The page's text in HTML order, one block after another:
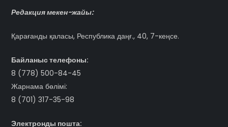
Редакция мекен-жайы:
Қарағанды қаласы, Республика даңғ., 40, 7-кеңсе.
Байланыс телефоны:
8 (778) 500-84-45
Жарнама бөлімі:
8 (701) 317-35-98
Электронды пошта: